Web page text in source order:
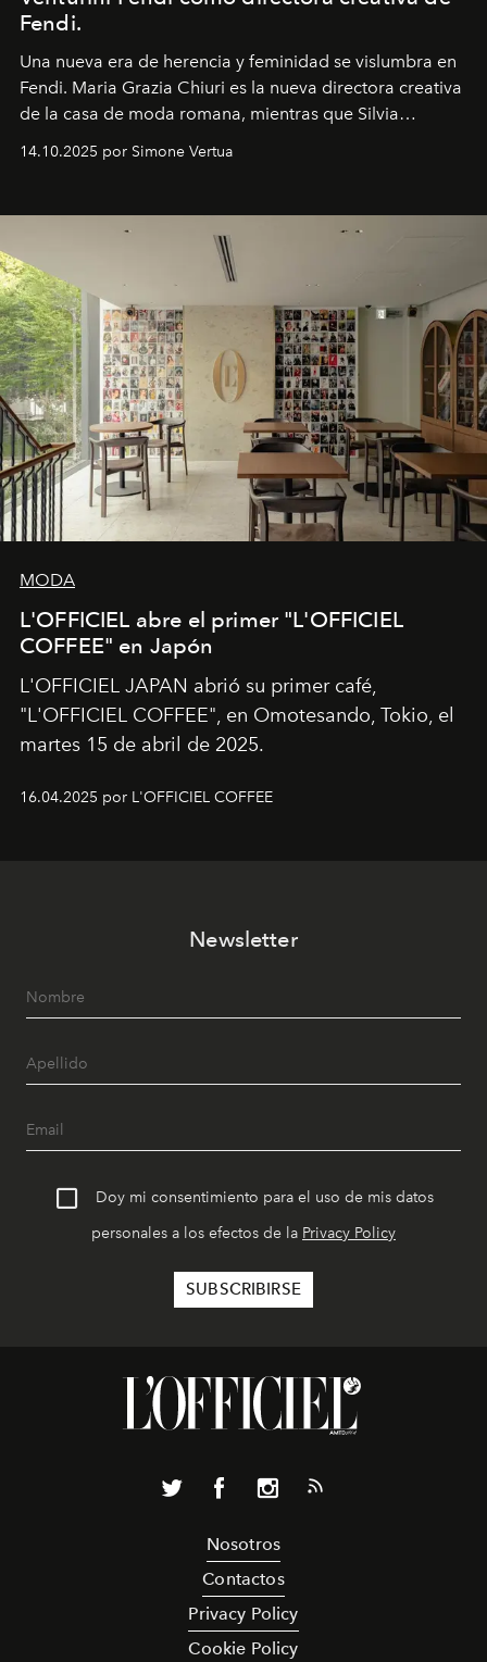
Fendi.
Una nueva era de herencia y feminidad se vislumbra en
Fendi. Maria Grazia Chiuri es la nueva directora creativa
de la casa de moda romana, mientras que Silvia
14.10.2025 por Simone Vertua
MODA
L'OFFICIEL abre el primer "L'OFFICIEL
COFFEE" en Japón
L'OFFICIEL JAPAN abrió su primer café,
"L'OFFICIEL COFFEE", en Omotesando, Tokio, el
martes 15 de abril de 2025.
16.04.2025 por L'OFFICIEL COFFEE
Newsletter
Doy mi consentimiento para el uso de mis datos
personales a los efectos de la Privacy Policy
Nosotros
Contactos
Privacy Policy
Cookie Policy